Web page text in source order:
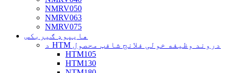
NMRV050
NMRV063
NMRV075
هایپوډ ګیربکس
د HTM دروند وظیفه خولی فلانج شافټ محصول
HTM105
HTM130